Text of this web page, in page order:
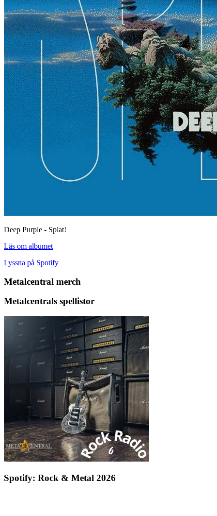
Deep Purple - Splat!
Läs om albumet
Lyssna på Spotify
Metalcentral merch
Metalcentrals spellistor
Spotify: Rock & Metal 2026